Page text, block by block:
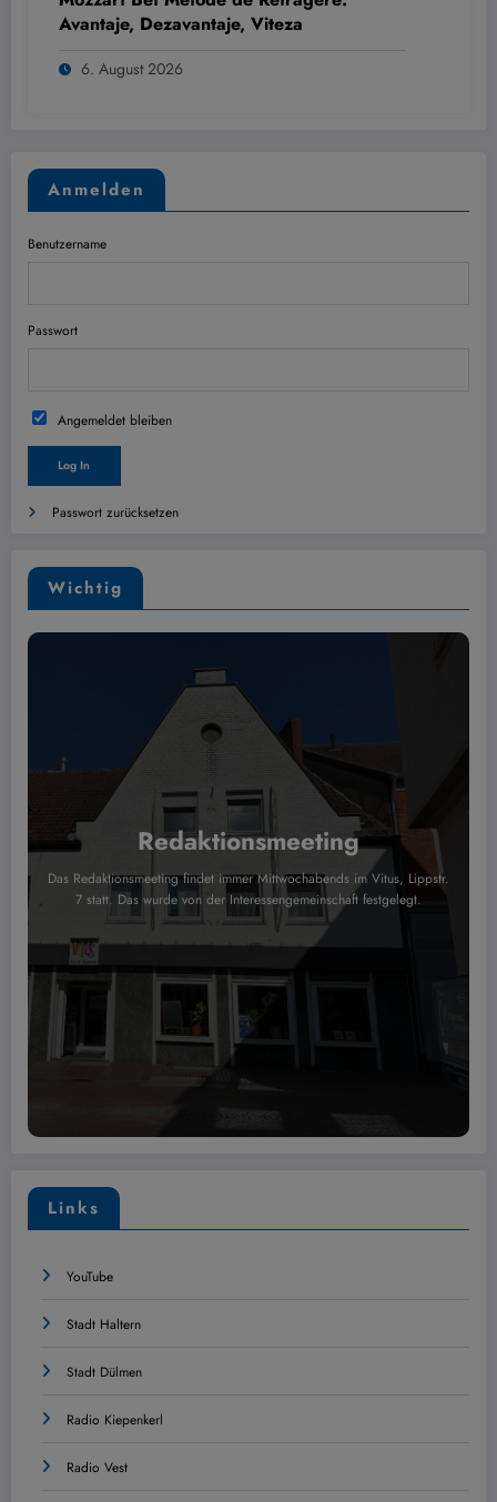
Avantaje, Dezavantaje, Viteza
6. August 2026
Anmelden
Benutzername
Passwort
Angemeldet bleiben
Passwort zurücksetzen
Wichtig
Redaktionsmeeting
Das Redaktionsmeeting findet immer Mittwochabends im Vitus, Lippstr.
7 statt. Das wurde von der Interessengemeinschaft festgelegt.
Links
YouTube
Stadt Haltern
Stadt Dülmen
Radio Kiepenkerl
Radio Vest